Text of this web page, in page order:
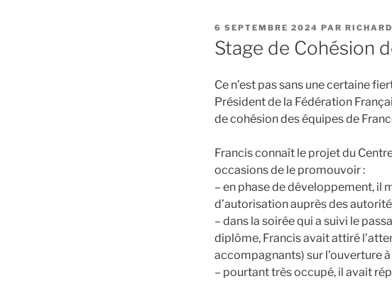
PUBLIÉ
LE
6 SEPTEMBRE 2024 PAR
Stage de Cohésion
Ce n’est pas sans une certaine
Président de la Fédération
de cohésion des équipes de
Francis connaît le projet du
occasions de le promouvoir :
– en phase de développement, il
d’autorisation auprès des
– dans la soirée qui a suivi le
diplôme, Francis avait attiré
accompagnants) sur l’ouverture
– pourtant très occupé, il avait